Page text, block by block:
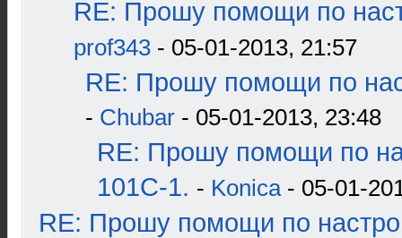
RE: Прошу помощи по
prof343 - 05-01-2013, 21:57
RE: Прошу помощи по
- Chubar - 05-01-2013, 23:48
RE: Прошу помощи по
101С-1. - Konica- 05-01-
RE: Прошу помощи по